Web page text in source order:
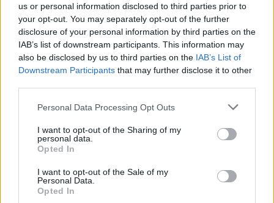
us or personal information disclosed to third parties prior to
your opt-out. You may separately opt-out of the further
disclosure of your personal information by third parties on the
IAB’s list of downstream participants. This information may
also be disclosed by us to third parties on the IAB’s List of
Downstream Participants that may further disclose it to other
Personal Data Processing Opt Outs
I want to opt-out of the Sharing of my
personal data.
Opted In
I want to opt-out of the Sale of my
Personal Data.
Opted In
Στην κανονική περίοδο του πρωταθλήματος
υπήρξε ισοπαλία με 1-1 στο Περιστέρι στον Α’
Γύρο της Stoiximan Super League και στο
Αγρίνιο επικράτησε με 2-0 ο Παναιτωλικός.